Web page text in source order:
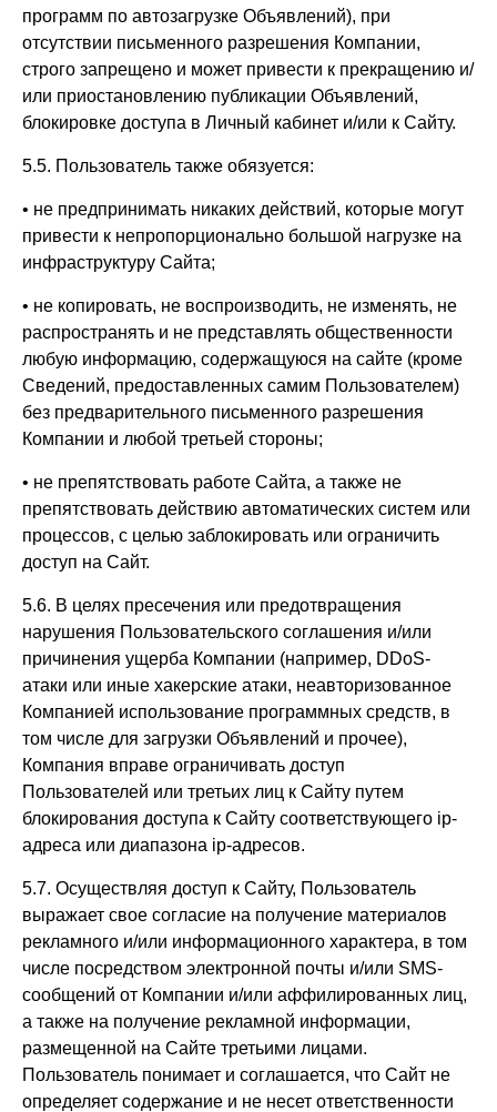
программ по автозагрузке Объявлений), при
отсутствии письменного разрешения Компании,
строго запрещено и может привести к прекращению и/
или приостановлению публикации Объявлений,
блокировке доступа в Личный кабинет и/или к Сайту.
5.5. Пользователь также обязуется:
• не предпринимать никаких действий, которые могут
привести к непропорционально большой нагрузке на
инфраструктуру Сайта;
• не копировать, не воспроизводить, не изменять, не
распространять и не представлять общественности
любую информацию, содержащуюся на сайте (кроме
Сведений, предоставленных самим Пользователем)
без предварительного письменного разрешения
Компании и любой третьей стороны;
• не препятствовать работе Сайта, а также не
препятствовать действию автоматических систем или
процессов, с целью заблокировать или ограничить
доступ на Сайт.
5.6. В целях пресечения или предотвращения
нарушения Пользовательского соглашения и/или
причинения ущерба Компании (например, DDoS-
атаки или иные хакерские атаки, неавторизованное
Компанией использование программных средств, в
том числе для загрузки Объявлений и прочее),
Компания вправе ограничивать доступ
Пользователей или третьих лиц к Сайту путем
блокирования доступа к Сайту соответствующего ip-
адреса или диапазона ip-адресов.
5.7. Осуществляя доступ к Сайту, Пользователь
выражает свое согласие на получение материалов
рекламного и/или информационного характера, в том
числе посредством электронной почты и/или SMS-
сообщений от Компании и/или аффилированных лиц,
а также на получение рекламной информации,
размещенной на Сайте третьими лицами.
Пользователь понимает и соглашается, что Сайт не
определяет содержание и не несет ответственности